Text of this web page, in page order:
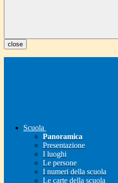
close
Scuola
Panoramica
Presentazione
I luoghi
Le persone
I numeri della scuola
Le carte della scuola